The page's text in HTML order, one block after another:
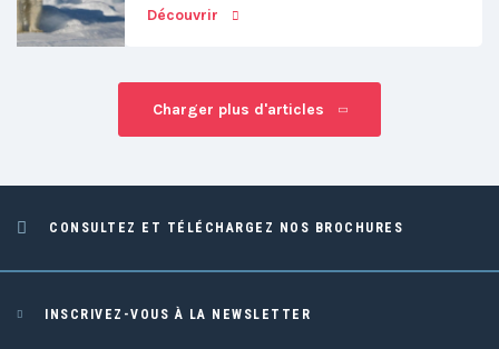
Découvrir
Charger plus d'articles
CONSULTEZ ET TÉLÉCHARGEZ NOS BROCHURES
INSCRIVEZ-VOUS À LA NEWSLETTER